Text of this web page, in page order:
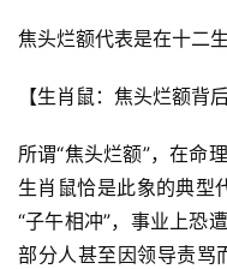
焦头烂额代表是在十二
【生肖鼠：焦头烂额背
所谓“焦头烂额”，在命
生肖鼠恰是此象的典型
“子午相冲”，事业上恐
部分人甚至因领导责骂